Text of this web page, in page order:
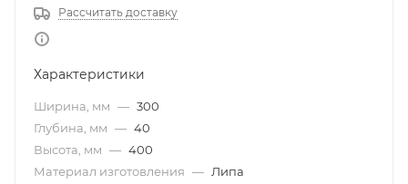
Рассчитать доставку
Характеристики
Ширина, мм — 300
Глубина, мм — 40
Высота, мм — 400
Материал изготовления — Липа